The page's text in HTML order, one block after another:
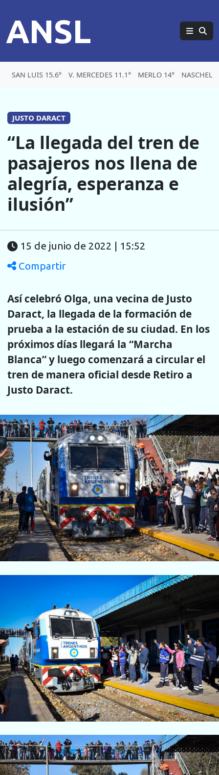
ANSL
SAN LUIS 15.6° V. MERCEDES 11.1° MERLO 14° NASCHEL
JUSTO DARACT
“La llegada del tren de
pasajeros nos llena de
alegría, esperanza e
ilusión”
15 de junio de 2022 | 15:52
Compartir
Así celebró Olga, una vecina de Justo
Daract, la llegada de la formación de
prueba a la estación de su ciudad. En los
próximos días llegará la “Marcha
Blanca” y luego comenzará a circular el
tren de manera oficial desde Retiro a
Justo Daract.